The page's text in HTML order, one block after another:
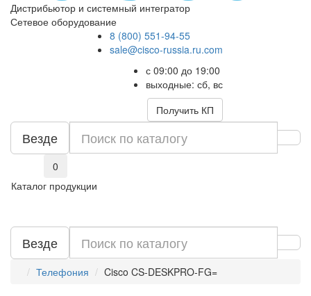
Дистрибьютор и системный интегратор
Сетевое оборудование
8 (800) 551-94-55
sale@cisco-russia.ru.com
с 09:00 до 19:00
выходные: сб, вс
Получить КП
Везде
0
Каталог продукции
Везде
Телефония Cisco CS-DESKPRO-FG=